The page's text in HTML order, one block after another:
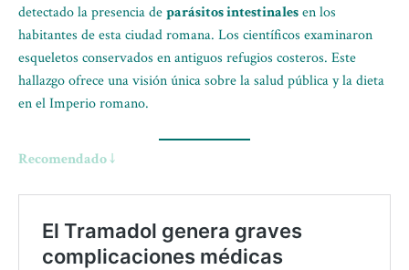
detectado la presencia deparásitos intestinalesen los
habitantes de esta ciudad romana. Los científicos examinaron
esqueletos conservados en antiguos refugios costeros. Este
hallazgo ofrece una visión única sobre la salud pública y la dieta
en el Imperio romano.
Recomendado ↓